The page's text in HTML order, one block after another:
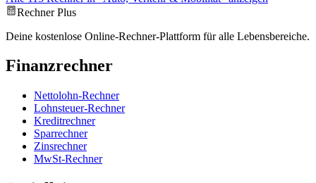
Rechner Plus
Deine kostenlose Online-Rechner-Plattform für alle Lebensbereiche.
Finanzrechner
Nettolohn-Rechner
Lohnsteuer-Rechner
Kreditrechner
Sparrechner
Zinsrechner
MwSt-Rechner